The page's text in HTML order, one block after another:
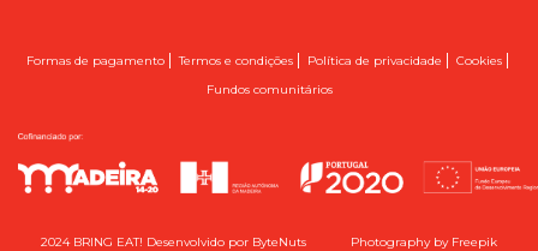
Formas de pagamento|Termos e condições| Política de privacidade | Cookies|
Fundos comunitários
2024 BRING EAT! Desenvolvido por ByteNuts Photography by Freepik